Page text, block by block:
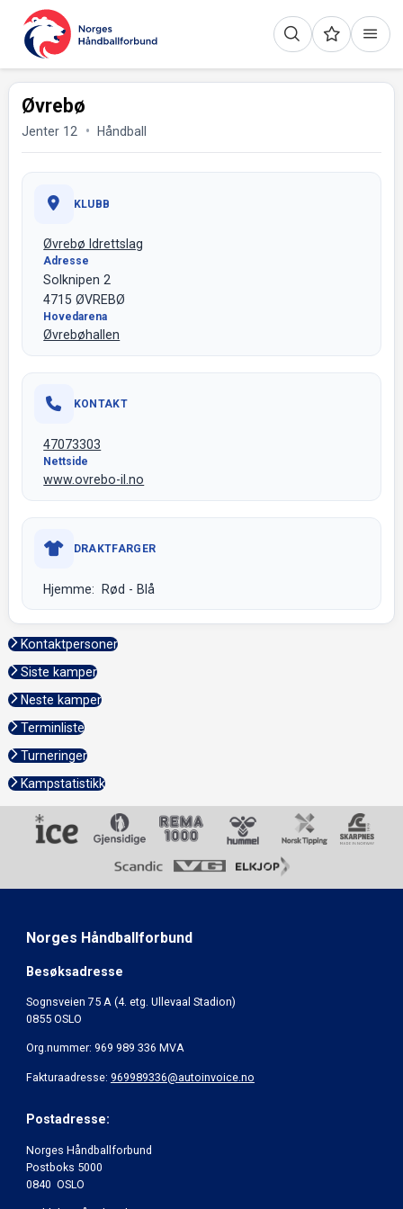
Øvrebø
Jenter 12 Håndball
KLUBB
Øvrebø Idrettslag
Adresse
Solknipen 2
4715 ØVREBØ
Hovedarena
Øvrebøhallen
KONTAKT
47073303
Nettside
www.ovrebo-il.no
DRAKTFARGER
Hjemme: Rød - Blå
Kontaktpersoner
Siste kamper
Neste kamper
Terminliste
Turneringer
Kampstatistikk
Norges Håndballforbund
Besøksadresse
Sognsveien 75 A (4. etg. Ullevaal Stadion)
0855 OSLO
Org.nummer: 969 989 336 MVA
Fakturaadresse: 969989336@autoinvoice.no
Postadresse:
Norges Håndballforbund
Postboks 5000
0840 OSLO